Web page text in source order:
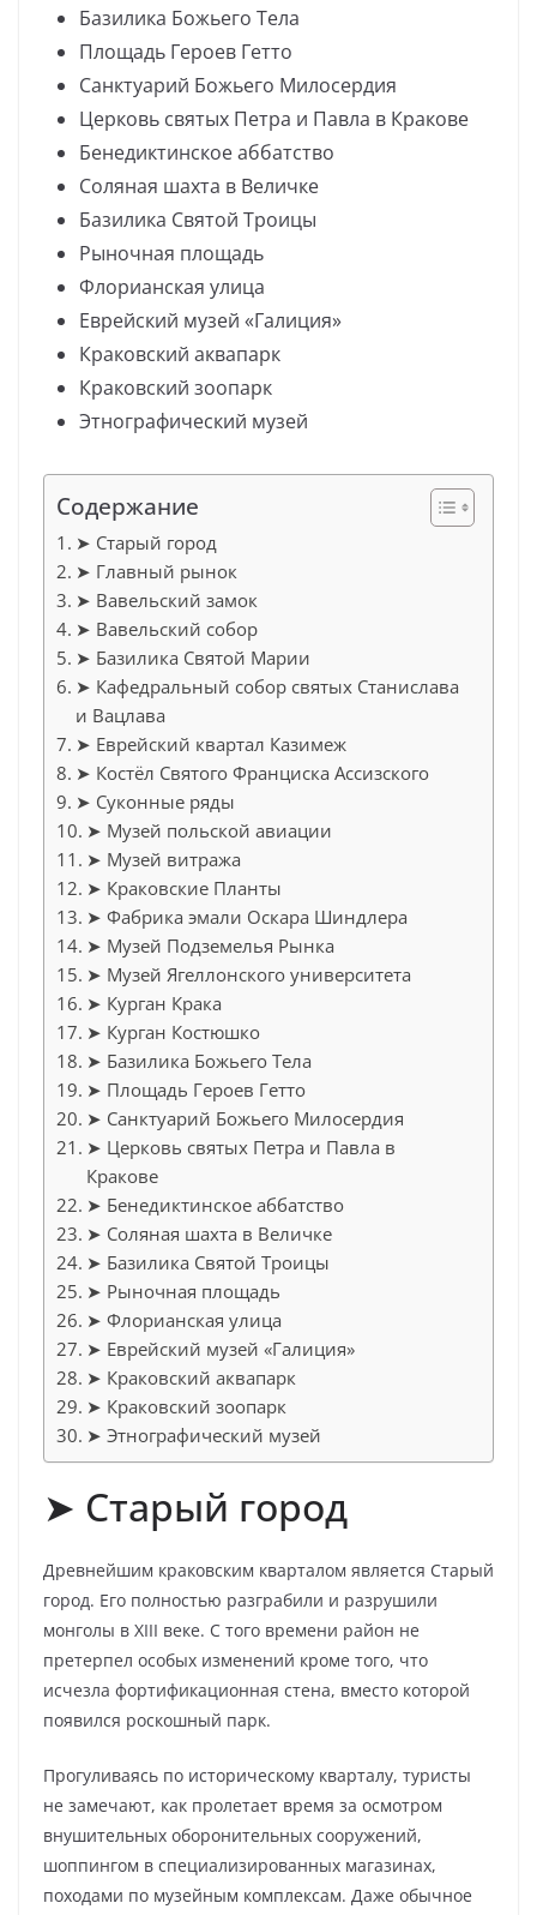
Базилика Божьего Тела
Площадь Героев Гетто
Санктуарий Божьего Милосердия
Церковь святых Петра и Павла в Кракове
Бенедиктинское аббатство
Соляная шахта в Величке
Базилика Святой Троицы
Рыночная площадь
Флорианская улица
Еврейский музей «Галиция»
Краковский аквапарк
Краковский зоопарк
Этнографический музей
Содержание
➤ Старый город
➤ Главный рынок
➤ Вавельский замок
➤ Вавельский собор
➤ Базилика Святой Марии
➤ Кафедральный собор святых Станислава
и Вацлава
➤ Еврейский квартал Казимеж
➤ Костёл Святого Франциска Ассизского
➤ Суконные ряды
➤ Музей польской авиации
➤ Музей витража
➤ Краковские Планты
➤ Фабрика эмали Оскара Шиндлера
➤ Музей Подземелья Рынка
➤ Музей Ягеллонского университета
➤ Курган Крака
➤ Курган Костюшко
➤ Базилика Божьего Тела
➤ Площадь Героев Гетто
➤ Санктуарий Божьего Милосердия
➤ Церковь святых Петра и Павла в
Кракове
➤ Бенедиктинское аббатство
➤ Соляная шахта в Величке
➤ Базилика Святой Троицы
➤ Рыночная площадь
➤ Флорианская улица
➤ Еврейский музей «Галиция»
➤ Краковский аквапарк
➤ Краковский зоопарк
➤ Этнографический музей
➤ Старый город
Древнейшим краковским кварталом является Старый
город. Его полностью разграбили и разрушили
монголы в XIII веке. С того времени район не
претерпел особых изменений кроме того, что
исчезла фортификационная стена, вместо которой
появился роскошный парк.
Прогуливаясь по историческому кварталу, туристы
не замечают, как пролетает время за осмотром
внушительных оборонительных сооружений,
шоппингом в специализированных магазинах,
походами по музейным комплексам. Даже обычное